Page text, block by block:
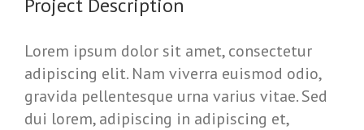
Project Description
Lorem ipsum dolor sit amet, consectetur
adipiscing elit. Nam viverra euismod odio,
gravida pellentesque urna varius vitae. Sed
dui lorem, adipiscing in adipiscing et,